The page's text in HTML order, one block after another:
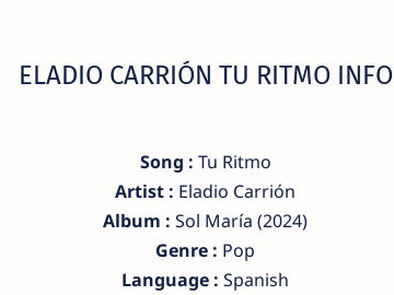
ELADIO CARRIÓN TU RITMO INFO
Song : Tu Ritmo
Artist : Eladio Carrión
Album : Sol María (2024)
Genre : Pop
Language : Spanish